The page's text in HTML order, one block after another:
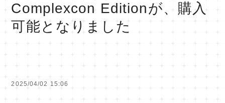
Complexcon Editionが、購入
可能となりました
2025/04/02 15:06